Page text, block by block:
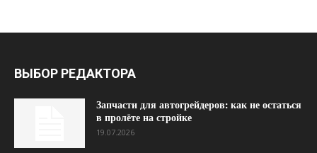
ВЫБОР РЕДАКТОРА
Запчасти для автогрейдеров: как не остаться
в пролёте на стройке
19.07.2026